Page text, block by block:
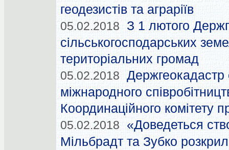
геодезистів та аграріїв
05.02.2018
З 1 лютого
сільськогосподарських
територіальних громад
05.02.2018 Держгеокадастр
міжнародного
Координаційного комітету
05.02.2018
«Доведеться
Мільбрадт та Зубко